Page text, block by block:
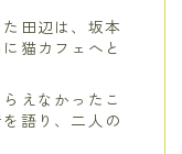
田辺は、坂本
猫カフェへと
えなかったこ
語り、二人の